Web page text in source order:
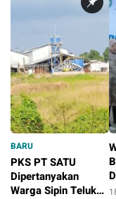
BARU
PKS PT SATU
Dipertanyakan
Warga Sipin Teluk